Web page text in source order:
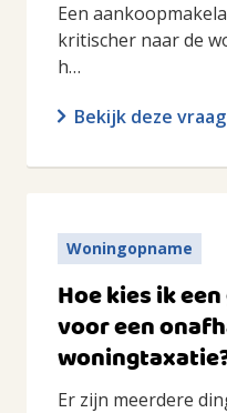
Een
kritischer naar de
h…
Bekijk deze vraag
Woningopname
Hoe kies ik
voor een
Er zijn meerdere